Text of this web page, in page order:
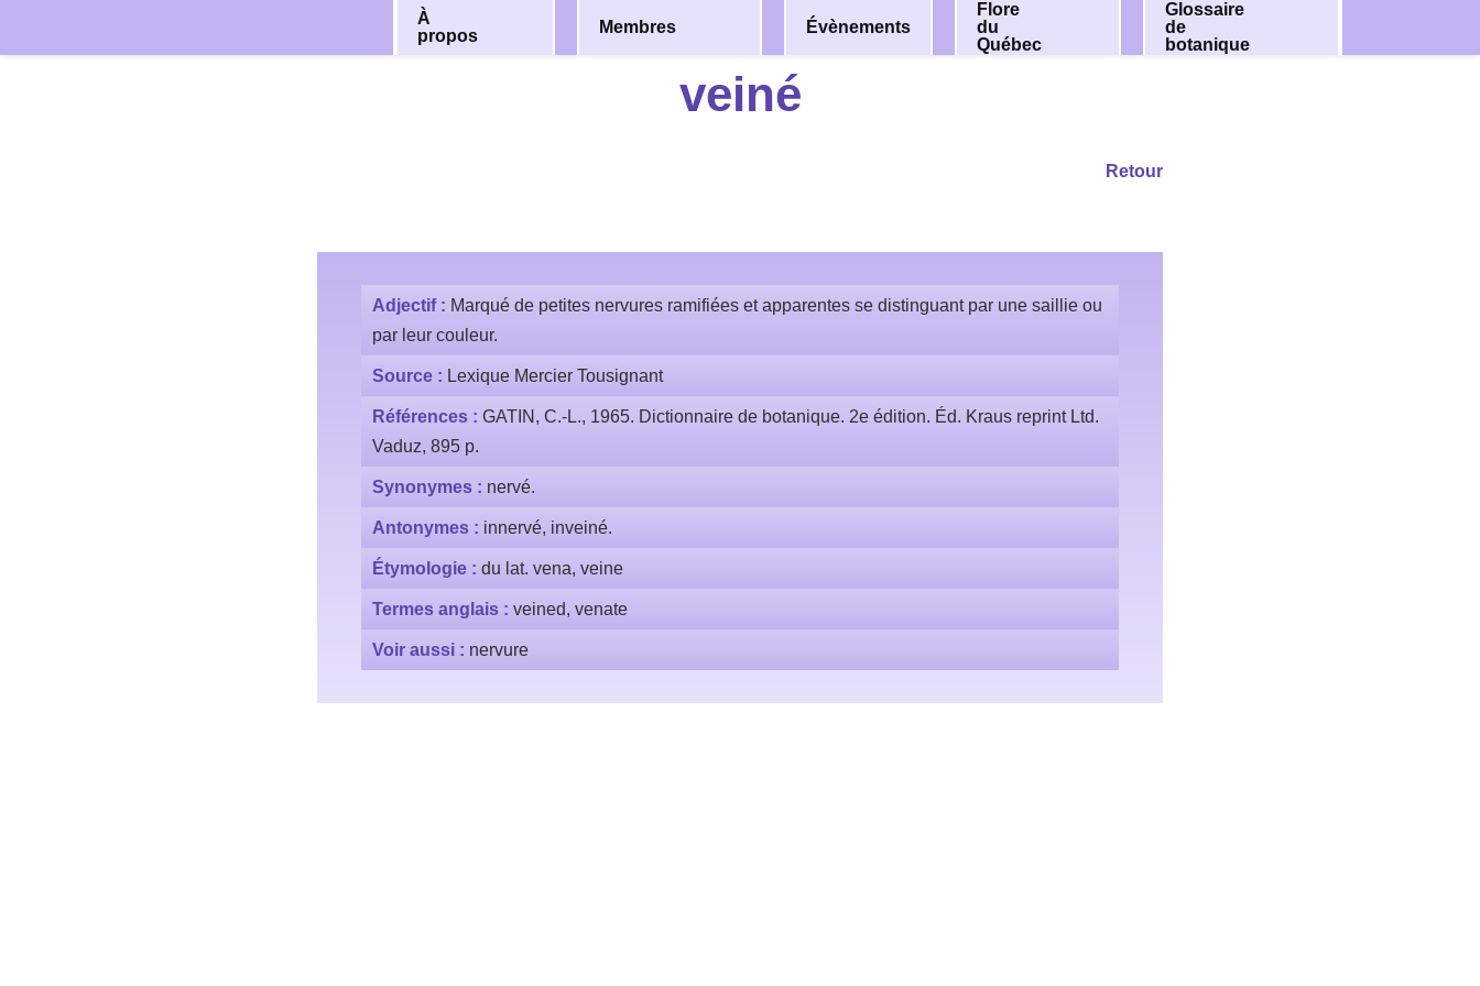
Aller
À
propos
Membres Évènements
Flore
du
Québec
Glossaire
de
botanique
veiné
Retour
Adjectif : Marqué de petites nervures ramifiées et apparentes se distinguant par une saillie ou
par leur couleur.
Source : Lexique Mercier Tousignant
Références : GATIN, C.-L., 1965. Dictionnaire de botanique. 2e édition. Éd. Kraus reprint Ltd.
Vaduz, 895 p.
Synonymes : nervé.
Antonymes : innervé, inveiné.
Étymologie : du lat. vena, veine
Termes anglais : veined, venate
Voir aussi : nervure